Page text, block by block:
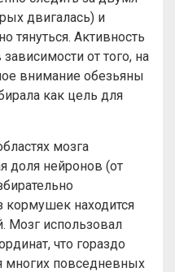
двигалась) и
тянуться. Активность
от того, на
внимание обезьяны
как цель для
мозга
доля нейронов (от
кормушек находится
Мозг использовал
что гораздо
повседневных